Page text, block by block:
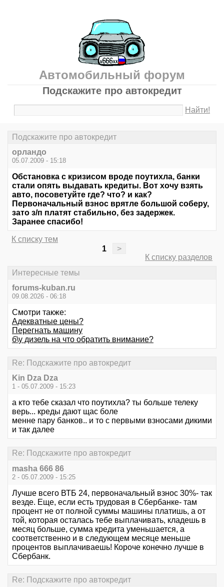
Автомобильный форум
Подскажите про автокредит
Найти!
Подскажите про автокредит
орландо
05.07.2009 - 15:18
Обстановка с кризисом вроде поутихла, банки
стали опять выдавать кредиты. Вот хочу взять
авто, посоветуйте где? что? и как?
Первоначальный взнос врятле большой соберу,
зато з/п платят стабильно, без задержек.
Заранее спасибо!
К списку тем
1
>
К списку разделов
Интересные темы
forums-kuban.ru
09.08.2026 - 06:18
Смотри также:
Адекватные цены?
Перегнать машину
б\у дизель на что обратить внимание?
Re: Подскажите про автокредит
Kin Dza Dza
1 - 05.07.2009 - 15:23
а кто тебе сказал что поутихла? ты больше телеку
верь... креды дают щас боле
менне пару банков.. и то с первыми взносами дикими
и так далее
Re: Подскажите про автокредит
masha 666 86
2 - 05.07.2009 - 15:25
Лучше всего ВТБ 24, первоначальный взнос 30%- так
везде. Еще, если есть трудовая в Сбербанке- там
процент не от полной суммы машины платишь, а от
той, которая осталась тебе выплачивать, кладешь в
месяц больше, сумма кредита уменьшается, а
соответственно и в следующем месяце меньше
процентов выплачиваешь! Короче конечно лучше в
Сбербанк.
Re: Подскажите про автокредит